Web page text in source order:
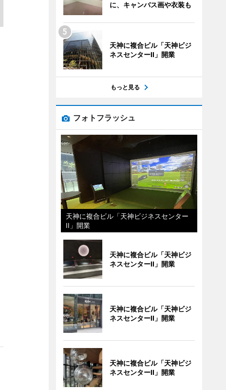
に、キャンバス画や衣装も
天神に複合ビル「天神ビジ
ネスセンターII」開業
もっと見る
フォトフラッシュ
天神に複合ビル「天神ビジネスセンター
II」開業
天神に複合ビル「天神ビジ
ネスセンターII」開業
天神に複合ビル「天神ビジ
ネスセンターII」開業
天神に複合ビル「天神ビジ
ネスセンターII」開業